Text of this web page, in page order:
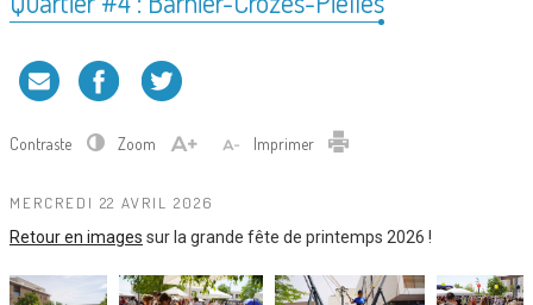
Contraste Zoom Imprimer
MERCREDI 22 AVRIL 2026
Retour en images sur la grande fête de printemps 2026 !